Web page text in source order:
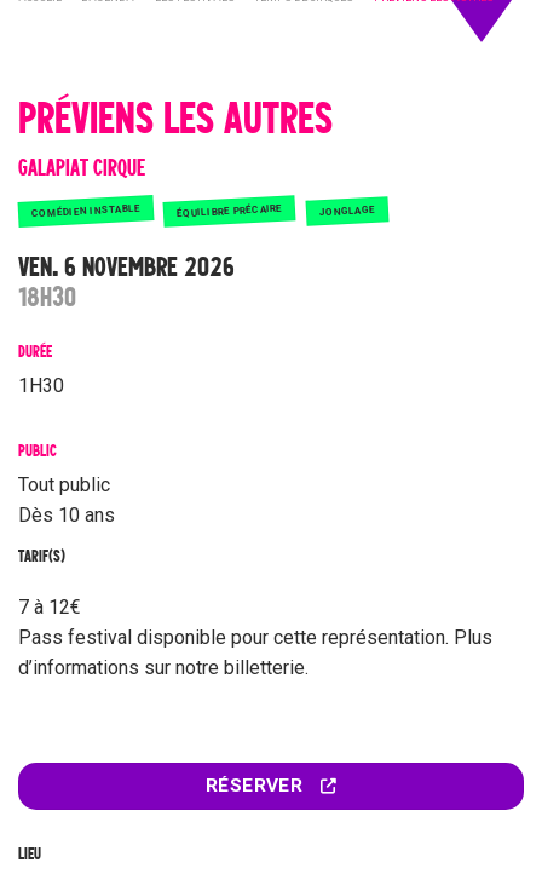
PRÉVIENS LES AUTRES
GALAPIAT CIRQUE
COMÉDIEN INSTABLE ÉQUILIBRE PRÉCAIRE JONGLAGE
VEN. 6 NOVEMBRE 2026
18H30
DURÉE
1H30
PUBLIC
Tout public
Dès 10 ans
TARIF(S)
7 à 12€
Pass festival disponible pour cette représentation. Plus
d’informations sur notre billetterie.
RÉSERVER
LIEU